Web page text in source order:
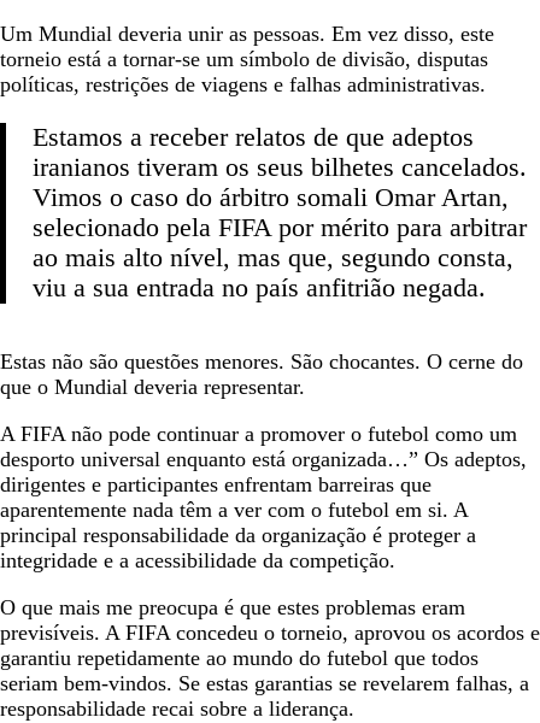
Um Mundial deveria unir as pessoas. Em vez disso, este
torneio está a tornar-se um símbolo de divisão, disputas
políticas, restrições de viagens e falhas administrativas.
Estamos a receber relatos de que adeptos
iranianos tiveram os seus bilhetes cancelados.
Vimos o caso do árbitro somali Omar Artan,
selecionado pela FIFA por mérito para arbitrar
ao mais alto nível, mas que, segundo consta,
viu a sua entrada no país anfitrião negada.
Estas não são questões menores. São chocantes. O cerne do
que o Mundial deveria representar.
A FIFA não pode continuar a promover o futebol como um
desporto universal enquanto está organizada…” Os adeptos,
dirigentes e participantes enfrentam barreiras que
aparentemente nada têm a ver com o futebol em si. A
principal responsabilidade da organização é proteger a
integridade e a acessibilidade da competição.
O que mais me preocupa é que estes problemas eram
previsíveis. A FIFA concedeu o torneio, aprovou os acordos e
garantiu repetidamente ao mundo do futebol que todos
seriam bem-vindos. Se estas garantias se revelarem falhas, a
responsabilidade recai sobre a liderança.